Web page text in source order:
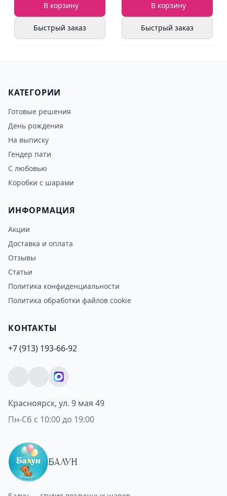
В корзину
Быстрый заказ
В корзину
Быстрый заказ
КАТЕГОРИИ
Готовые решения
День рождения
На выписку
Гендер пати
С любовью
Коробки с шарами
ИНФОРМАЦИЯ
Акции
Доставка и оплата
Отзывы
Статьи
Политика конфиденциальности
Политика обработки файлов cookie
КОНТАКТЫ
+7 (913) 193-66-92
Красноярск, ул. 9 мая 49
Пн-Сб с 10:00 до 19:00
БАЛУН